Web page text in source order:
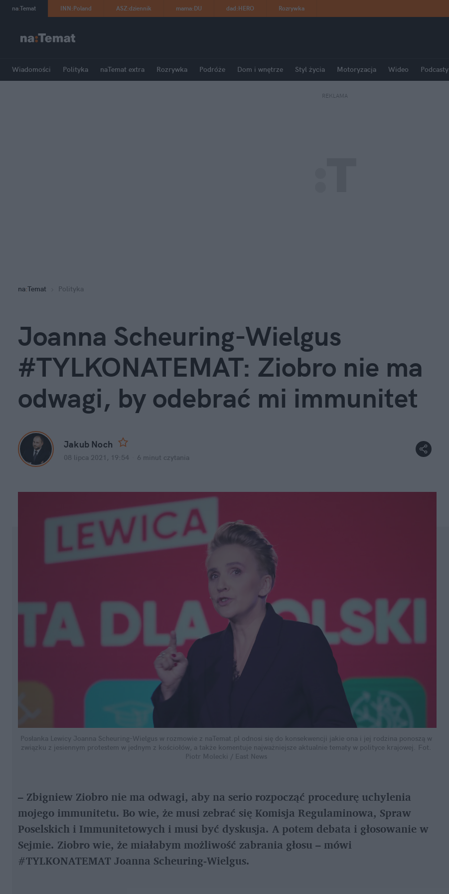
na:Temat INN:Poland ASZ:dziennik mama:DU dad:HERO Rozrywka
Wiadomości Polityka naTemat extra Rozrywka Podróże Dom i wnętrze Styl życia Motoryzacja Wideo Podcasty
REKLAMA
na:Temat Polityka
Joanna Scheuring-Wielgus
#TYLKONATEMAT: Ziobro nie ma
odwagi, by odebrać mi immunitet
Jakub Noch
08 lipca 2021, 19:54 6 minut czytania
Posłanka Lewicy Joanna Scheuring-Wielgus w rozmowie z naTemat.pl odnosi się do konsekwencji jakie ona i jej rodzina ponoszą w
związku z jesiennym protestem w jednym z kościołów, a także komentuje najważniejsze aktualnie tematy w polityce krajowej. Fot.
Piotr Molecki / East News
– Zbigniew Ziobro nie ma odwagi, aby na serio rozpocząć procedurę uchylenia
mojego immunitetu. Bo wie, że musi zebrać się Komisja Regulaminowa, Spraw
Poselskich i Immunitetowych i musi być dyskusja. A potem debata i głosowanie w
Sejmie. Ziobro wie, że miałabym możliwość zabrania głosu – mówi
#TYLKONATEMAT Joanna Scheuring-Wielgus.